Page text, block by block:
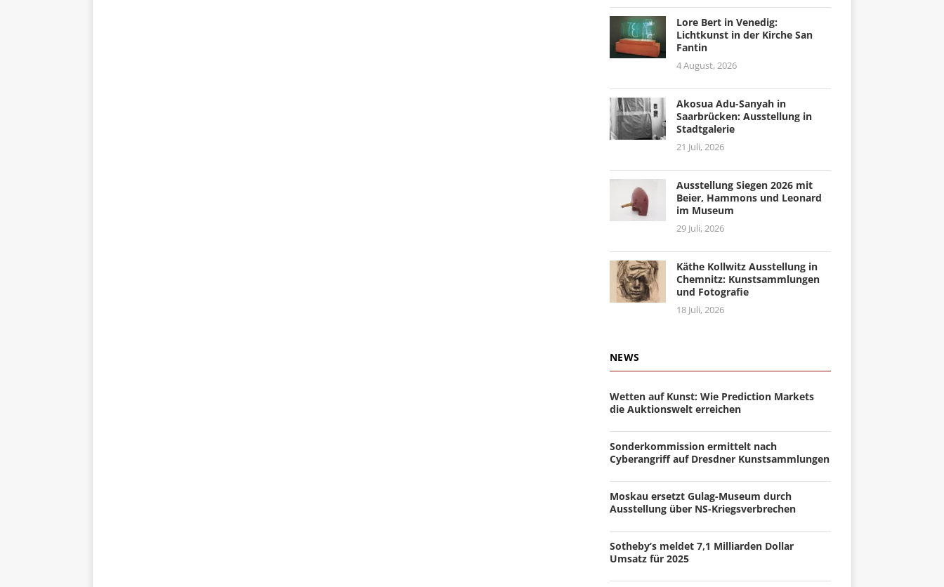
Lore Bert in Venedig:
Lichtkunst in der Kirche San
Fantin
4 August, 2026
Akosua Adu-Sanyah in
Saarbrücken: Ausstellung in
Stadtgalerie
21 Juli, 2026
Ausstellung Siegen 2026 mit
Beier, Hammons und Leonard
im Museum
29 Juli, 2026
Käthe Kollwitz Ausstellung in
Chemnitz: Kunstsammlungen
und Fotografie
18 Juli, 2026
NEWS
Wetten auf Kunst: Wie Prediction Markets
die Auktionswelt erreichen
Sonderkommission ermittelt nach
Cyberangriff auf Dresdner Kunstsammlungen
Moskau ersetzt Gulag-Museum durch
Ausstellung über NS-Kriegsverbrechen
Sotheby’s meldet 7,1 Milliarden Dollar
Umsatz für 2025